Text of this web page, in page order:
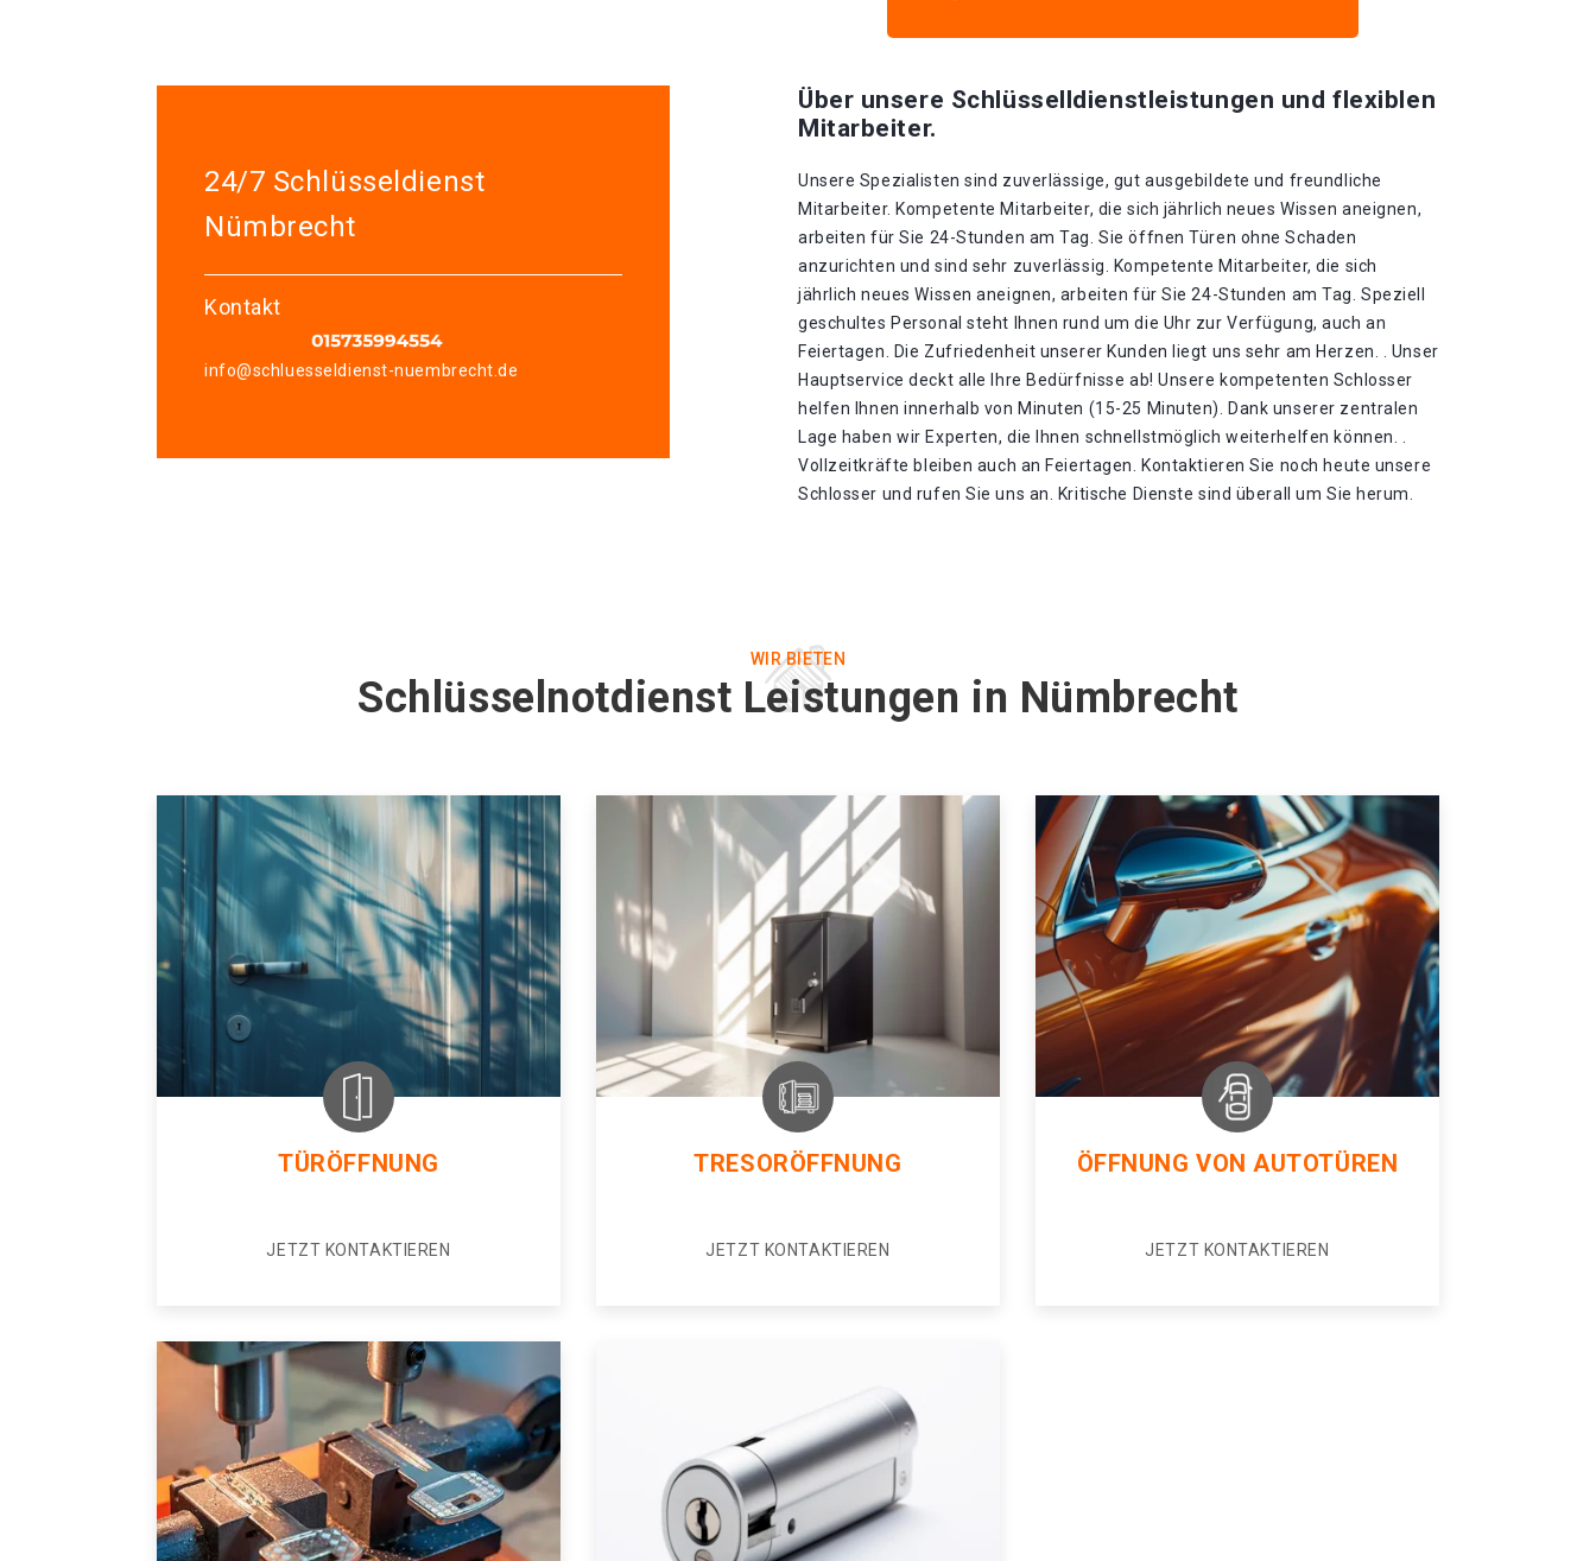
24/7 Schlüsseldienst
Nümbrecht
Kontakt
info@schluesseldienst-nuembrecht.de
Über unsere Schlüsselldienstleistungen und flexiblen
Mitarbeiter.
Unsere Spezialisten sind zuverlässige, gut ausgebildete und freundliche
Mitarbeiter. Kompetente Mitarbeiter, die sich jährlich neues Wissen aneignen,
arbeiten für Sie 24-Stunden am Tag. Sie öffnen Türen ohne Schaden
anzurichten und sind sehr zuverlässig. Kompetente Mitarbeiter, die sich
jährlich neues Wissen aneignen, arbeiten für Sie 24-Stunden am Tag. Speziell
geschultes Personal steht Ihnen rund um die Uhr zur Verfügung, auch an
Feiertagen. Die Zufriedenheit unserer Kunden liegt uns sehr am Herzen. . Unser
Hauptservice deckt alle Ihre Bedürfnisse ab! Unsere kompetenten Schlosser
helfen Ihnen innerhalb von Minuten (15-25 Minuten). Dank unserer zentralen
Lage haben wir Experten, die Ihnen schnellstmöglich weiterhelfen können. .
Vollzeitkräfte bleiben auch an Feiertagen. Kontaktieren Sie noch heute unsere
Schlosser und rufen Sie uns an. Kritische Dienste sind überall um Sie herum.
WIR BIETEN
Schlüsselnotdienst Leistungen in Nümbrecht
TÜRÖFFNUNG
JETZT KONTAKTIEREN
TRESORÖFFNUNG
JETZT KONTAKTIEREN
ÖFFNUNG VON AUTOTÜREN
JETZT KONTAKTIEREN